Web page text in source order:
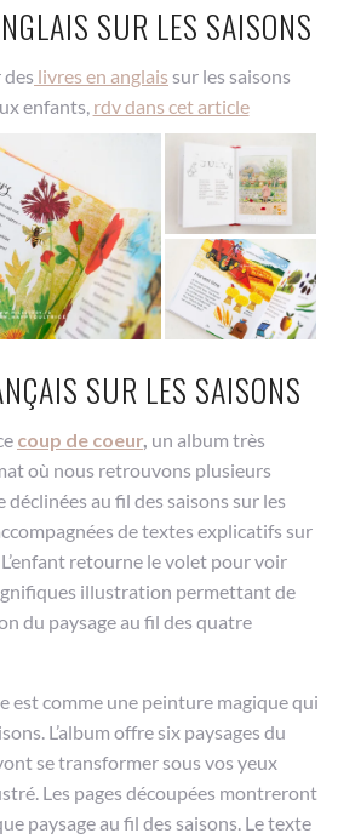
SUR LES SAISONS
livres en anglais sur les saisons
enfants, rdv dans cet article
SUR LES SAISONS
coup de coeur, un album très
où nous retrouvons plusieurs
déclinées au fil des saisons sur les
de textes explicatifs sur
L’enfant retourne le volet pour voir
illustration permettant de
du paysage au fil des quatre
est comme une peinture magique qui
L’album offre six paysages du
se transformer sous vos yeux
Les pages découpées montreront
paysage au fil des saisons. Le texte